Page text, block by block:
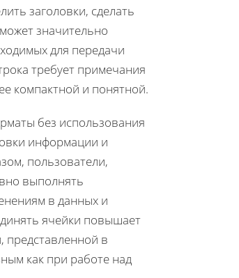
заголовки, сделать
значительно
для передачи
требует примечания
компактной и понятной.
без использования
информации и
пользователи,
выполнять
в данных и
ячейки повышает
представленной в
как при работе над